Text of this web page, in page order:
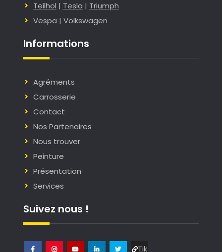
Teilhol | Tesla | Triumph
Vespa | Volkswagen
Informations
Agréments
Carrosserie
Contact
Nos Partenaires
Nous trouver
Peinture
Présentation
Services
Suivez nous !
Tik